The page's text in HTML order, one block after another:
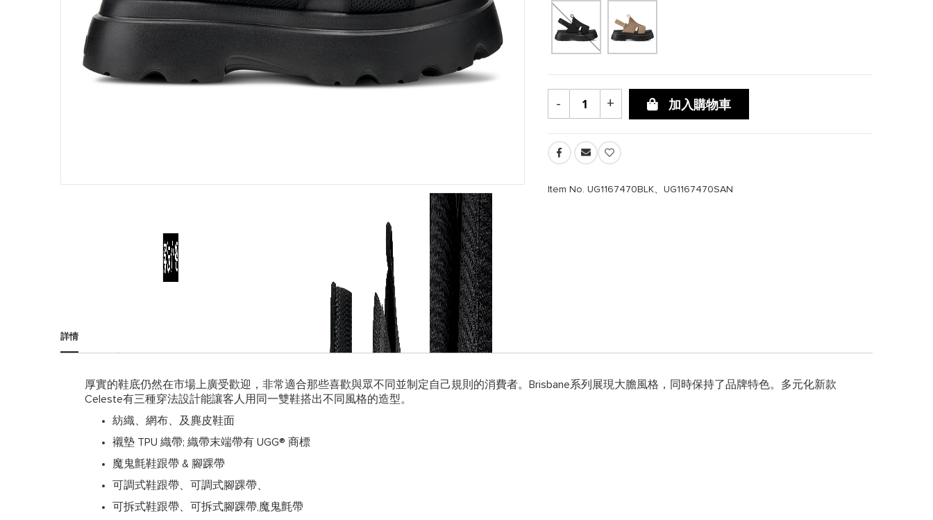
片
庫
- + 加入購物車
Item No. UG1167470BLK、UG1167470SAN
詳情
厚實的鞋底仍然在市場上廣受歡迎，非常適合那些喜歡與眾不同並制定自己規則的消費者。Brisbane系列展現大膽風格，同時保持了品牌特色。多元化新款
Celeste有三種穿法設計能讓客人用同一雙鞋搭出不同風格的造型。
紡織、網布、及麂皮鞋面
襯墊 TPU 織帶; 織帶末端帶有 UGG® 商標
魔鬼氈鞋跟帶 & 腳踝帶
可調式鞋跟帶、可調式腳踝帶、
可拆式鞋跟帶、可拆式腳踝帶,魔鬼氈帶